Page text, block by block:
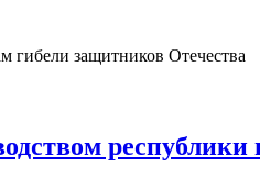
республики